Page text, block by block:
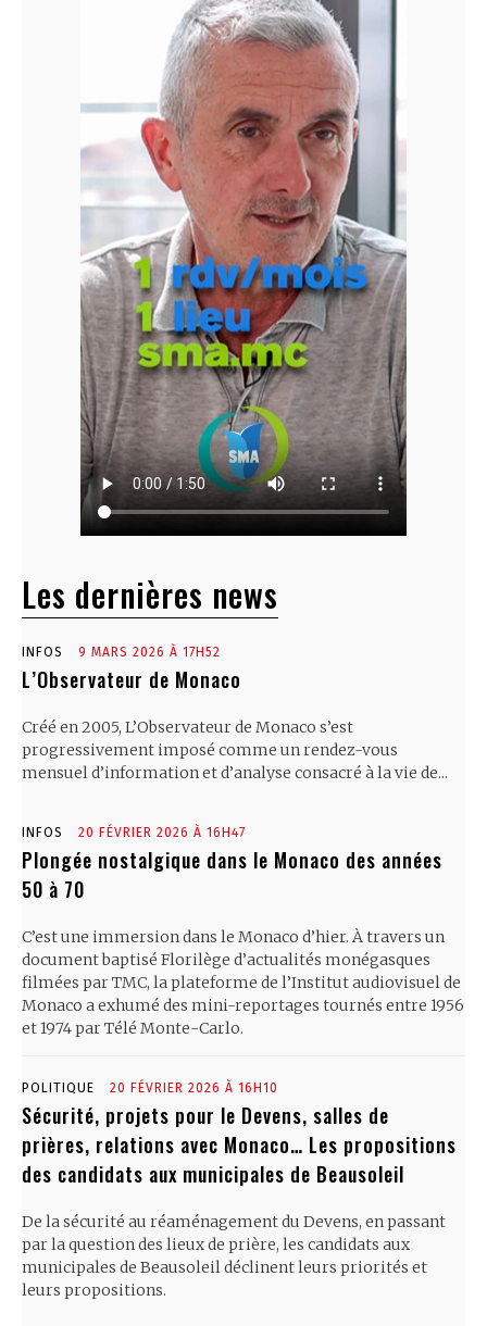
Les dernières news
INFOS 9 MARS 2026 À 17H52
L’Observateur de Monaco
Créé en 2005, L’Observateur de Monaco s’est
progressivement imposé comme un rendez-vous
mensuel d’information et d’analyse consacré à la vie de...
INFOS 20 FÉVRIER 2026 À 16H47
Plongée nostalgique dans le Monaco des années
50 à 70
C’est une immersion dans le Monaco d’hier. À travers un
document baptisé Florilège d’actualités monégasques
filmées par TMC, la plateforme de l’Institut audiovisuel de
Monaco a exhumé des mini-reportages tournés entre 1956
et 1974 par Télé Monte-Carlo.
POLITIQUE 20 FÉVRIER 2026 À 16H10
Sécurité, projets pour le Devens, salles de
prières, relations avec Monaco… Les propositions
des candidats aux municipales de Beausoleil
De la sécurité au réaménagement du Devens, en passant
par la question des lieux de prière, les candidats aux
municipales de Beausoleil déclinent leurs priorités et
leurs propositions.